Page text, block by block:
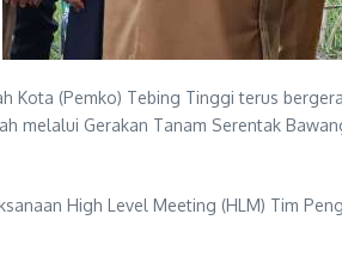
Kota (Pemko) Tebing Tinggi terus
melalui Gerakan Tanam Serentak
High Level Meeting (HLM) Tim